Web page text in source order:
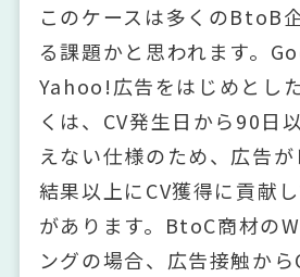
このケースは多くのBtoB
る課題かと思われます。
Yahoo!広告をはじめとし
くは、CV発生日から90日
えない仕様のため、広告
結果以上にCV獲得に貢献
があります。BtoC商材の
ングの場合、広告接触から